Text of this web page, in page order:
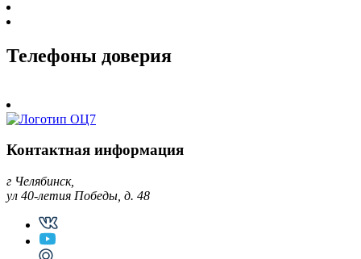
Телефоны доверия
Контактная информация
г Челябинск,
ул 40-летия Победы, д. 48